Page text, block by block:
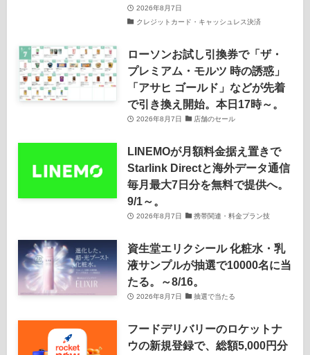
2026年8月7日
クレジットカード・キャッシュレス決済
ローソンお試し引換券で「ザ・
プレミアム・モルツ 時の誘惑」
「アサヒ ゴールド」などが先着
で引き換え開始。本日17時～。
2026年8月7日 店舗のセール
LINEMOが月額料金据え置きで
Starlink Directと海外データ通信
毎月最大7日分を無料で提供へ。
9/1～。
2026年8月7日 携帯関連・料金プラン技
資生堂エリクシール 化粧水・乳
液サンプルが抽選で10000名に当
たる。～8/16。
2026年8月7日 抽選で当たる
フードデリバリーのロケットナ
ウの新規登録で、総額5,000円分